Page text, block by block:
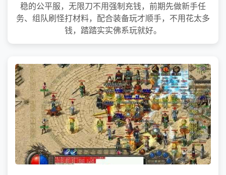
稳的公平服，无限刀不用强制充钱，前期先做新手任
务、组队刷怪打材料，配合装备玩才顺手，不用花太多
钱，踏踏实实佛系玩就好。